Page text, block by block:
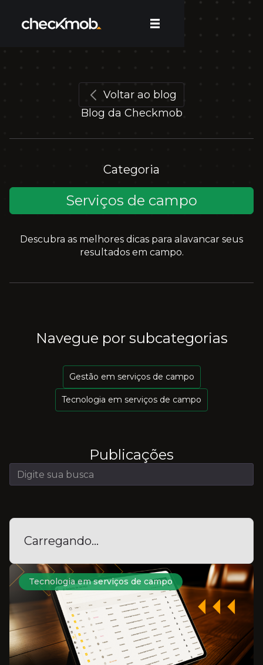
Voltar ao blog
Blog da Checkmob
Categoria
Serviços de campo
Descubra as melhores dicas para alavancar seus
resultados em campo.
Navegue por subcategorias
Gestão em serviços de campo
Tecnologia em serviços de campo
Publicações
Carregando...
Tecnologia em serviços de campo